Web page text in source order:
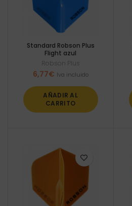
Standard Robson Plus
Flight azul
Robson Plus
6,77€ Iva incluido
AÑADIR AL
CARRITO